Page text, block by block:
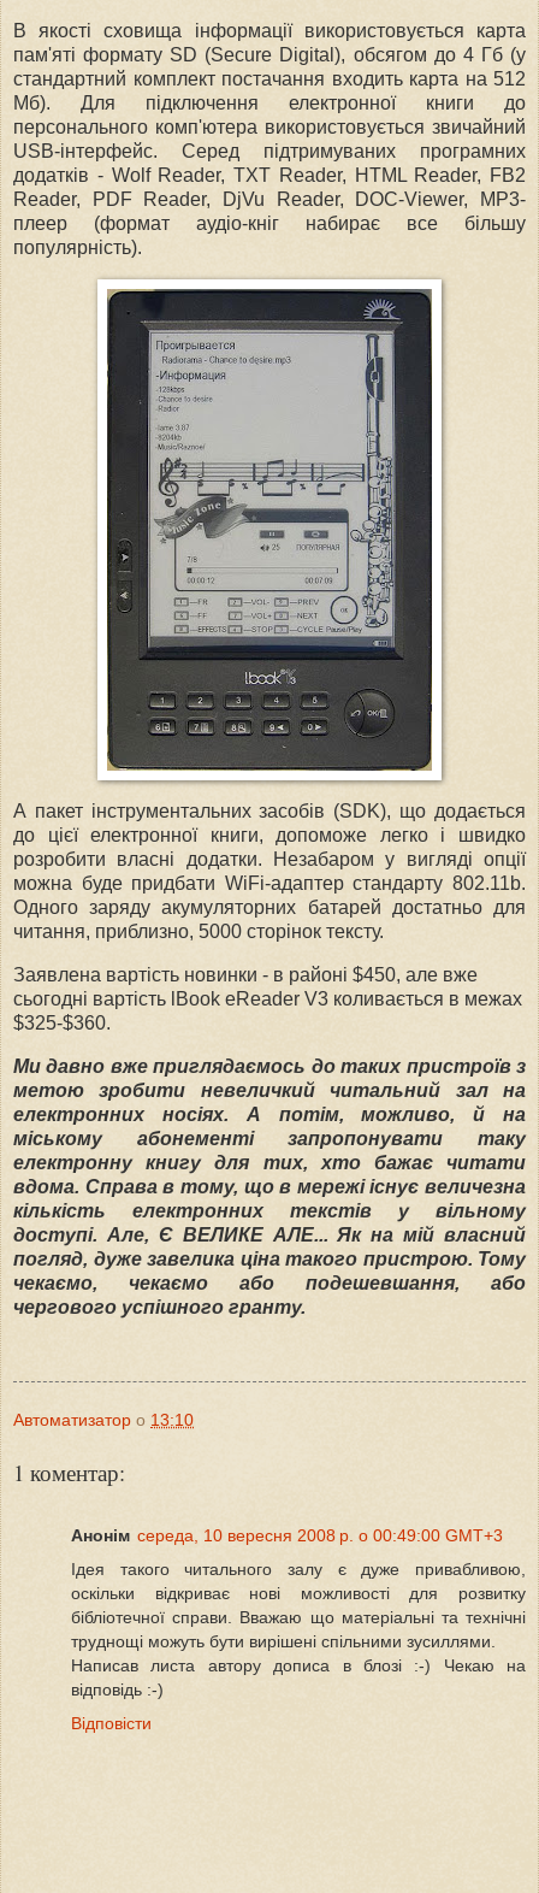
В якості сховища інформації використовується карта
пам'яті формату SD (Secure Digital), обсягом до 4 Гб (у
стандартний комплект постачання входить карта на 512
Мб). Для підключення електронної книги до
персонального комп'ютера використовується звичайний
USB-інтерфейс. Серед підтримуваних
програмних
додатків - Wolf Reader, TXT Reader, HTML Reader, FB2
Reader, PDF Reader, DjVu Reader, DOC-Viewer, MP3-
плеер (формат аудіо-кніг набирає все більшу
популярність).
А пакет інструментальних засобів (SDK), що додається
до цієї електронної книги, допоможе легко і швидко
розробити власні додатки. Незабаром у вигляді опції
можна буде придбати WiFi-адаптер стандарту 802.11b.
Одного заряду акумуляторних батарей достатньо для
читання, приблизно, 5000 сторінок тексту.
Заявлена вартість новинки - в районі $450, але вже
сьогодні вартість lBook eReader V3 коливається в межах
$325-$360.
Ми давно вже приглядаємось до таких пристроїв з
метою зробити невеличкий читальний зал на
електронних носіях. А потім, можливо, й на
міському абонементі запропонувати таку
електронну книгу для тих, хто бажає читати
вдома. Справа в тому, що в мережі існує величезна
кількість електронних текстів у вільному
доступі. Але, Є ВЕЛИКЕ АЛЕ... Як на мій власний
погляд, дуже завелика ціна такого пристрою. Тому
чекаємо, чекаємо або подешевшання, або
чергового успішного гранту.
Автоматизатор о 13:10
1 коментар:
Анонім середа, 10 вересня 2008 р. о 00:49:00 GMT+3
Ідея такого читального залу є дуже привабливою,
оскільки відкриває нові можливості для розвитку
бібліотечної справи. Вважаю що матеріальні та технічні
труднощі можуть бути вирішені спільними зусиллями.
Написав листа автору дописа в блозі :-) Чекаю на
відповідь :-)
Відповісти